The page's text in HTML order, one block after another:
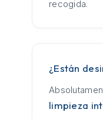
recogida.
¿Están
limpieza